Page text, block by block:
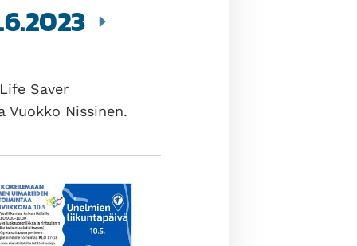
Saver
Vuokko Nissinen.